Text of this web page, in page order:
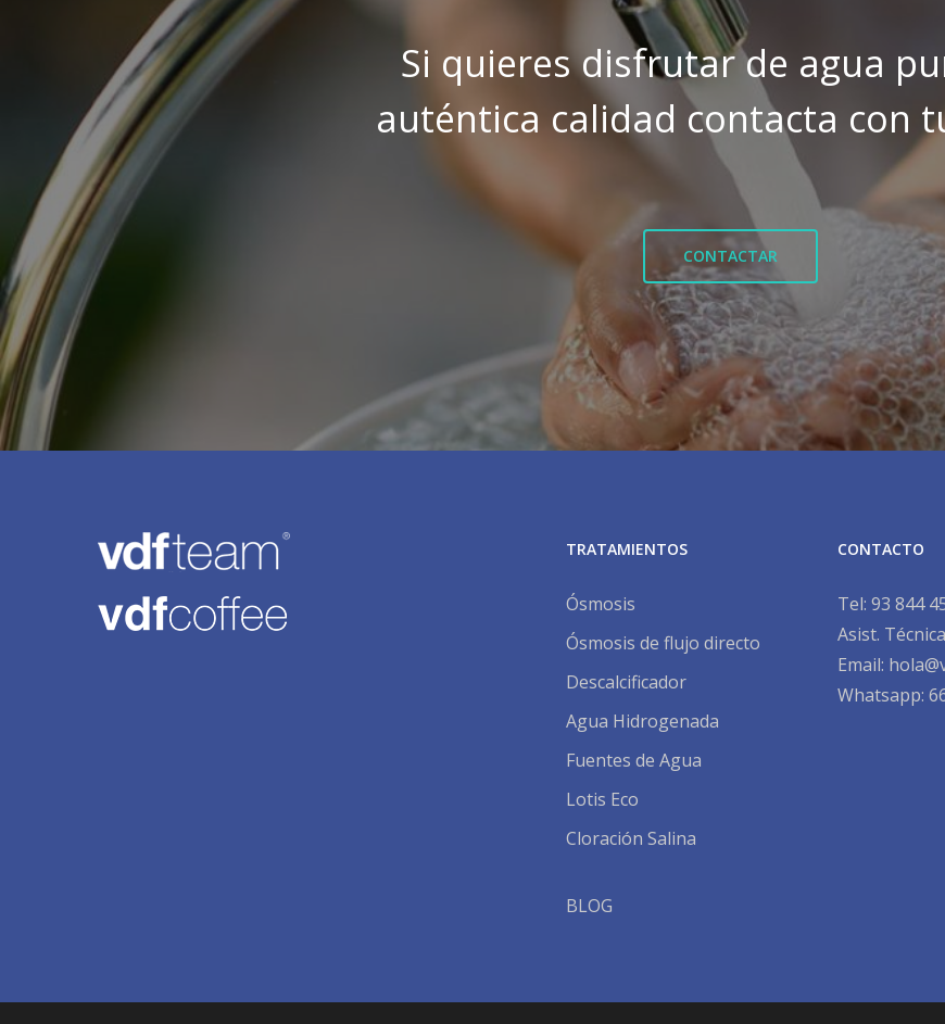
Si quieres disfrutar de agua
auténtica calidad contacta con
CONTACTAR
TRATAMIENTOS
Ósmosis
Ósmosis de flujo directo
Descalcificador
Agua Hidrogenada
Fuentes de Agua
Lotis Eco
Cloración Salina
BLOG
CONTACTO
Tel: 93 844
Asist.
Email:
Whatsapp: